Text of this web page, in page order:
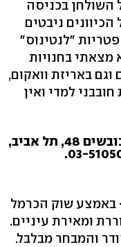
השולחן בכניסה
ניבטים
"לנטינוס"
מצאתי בחנויות
באריזת וואקום,
למדי ואין
", רחוב הכובשים 48, תל אביב,
באמצע שוק הכרמל
ומאירת עיניים.
והמבחר מבלבל.